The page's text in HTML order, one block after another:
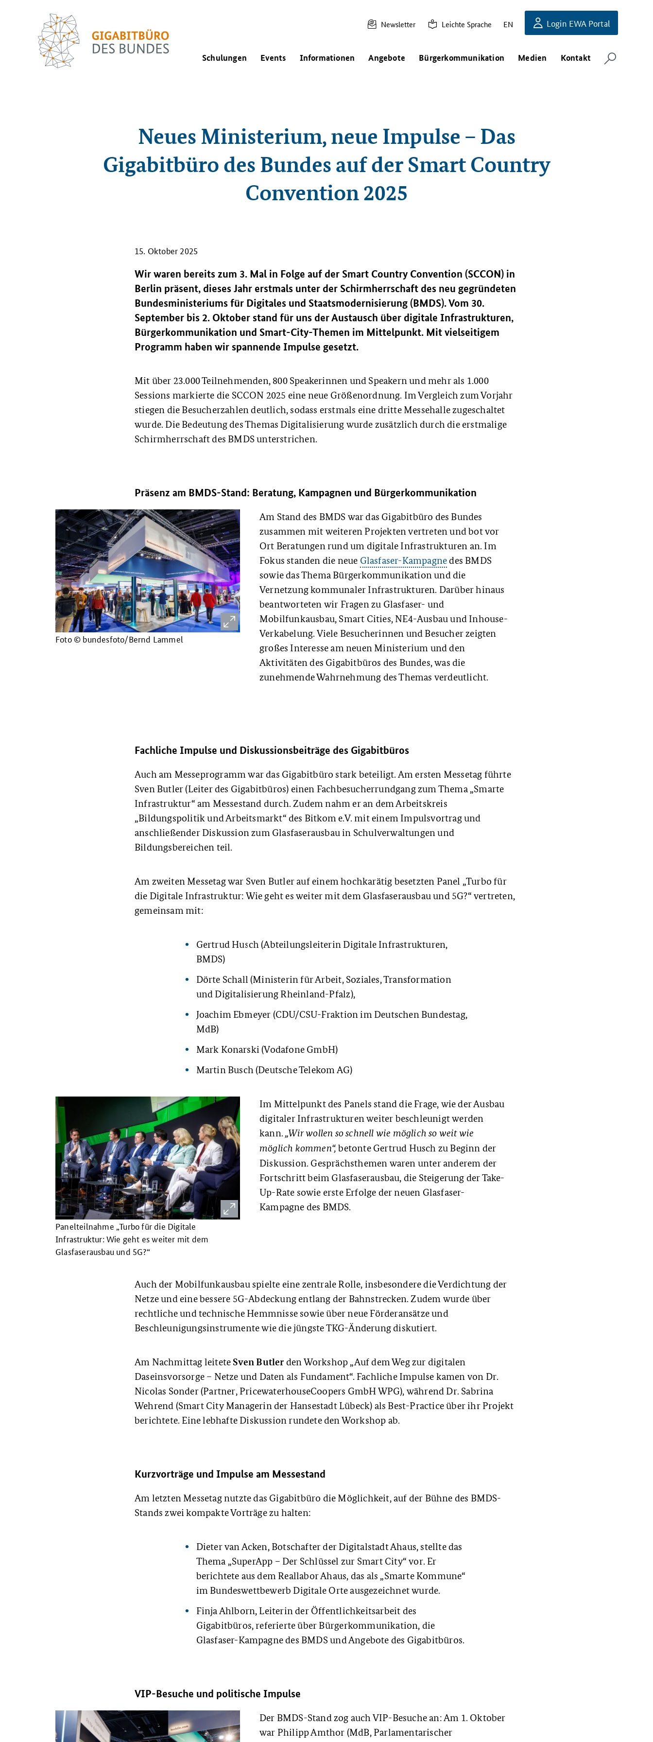
Newsletter Leichte Sprache EN Login EWA Portal
Schulungen Events Informationen Angebote Bürgerkommunikation Medien Kontakt
Neues Ministerium, neue Impulse – Das
Gigabitbüro des Bundes auf der Smart Country
Convention 2025
15. Oktober 2025
Wir waren bereits zum 3. Mal in Folge auf der Smart Country Convention (SCCON) in
Berlin präsent, dieses Jahr erstmals unter der Schirmherrschaft des neu gegründeten
Bundesministeriums für Digitales und Staatsmodernisierung (BMDS). Vom 30.
September bis 2. Oktober stand für uns der Austausch über digitale Infrastrukturen,
Bürgerkommunikation und Smart-City-Themen im Mittelpunkt. Mit vielseitigem
Programm haben wir spannende Impulse gesetzt.
Mit über 23.000 Teilnehmenden, 800 Speakerinnen und Speakern und mehr als 1.000
Sessions markierte die SCCON 2025 eine neue Größenordnung. Im Vergleich zum Vorjahr
stiegen die Besucherzahlen deutlich, sodass erstmals eine dritte Messehalle zugeschaltet
wurde. Die Bedeutung des Themas Digitalisierung wurde zusätzlich durch die erstmalige
Schirmherrschaft des BMDS unterstrichen.
Präsenz am BMDS-Stand: Beratung, Kampagnen und Bürgerkommunikation
Foto © bundesfoto/Bernd Lammel
Am Stand des BMDS war das Gigabitbüro des Bundes
zusammen mit weiteren Projekten vertreten und bot vor
Ort Beratungen rund um digitale Infrastrukturen an. Im
Fokus standen die neue Glasfaser-Kampagnedes BMDS
sowie das Thema Bürgerkommunikation und die
Vernetzung kommunaler Infrastrukturen. Darüber hinaus
beantworteten wir Fragen zu Glasfaser- und
Mobilfunkausbau, Smart Cities, NE4-Ausbau und Inhouse-
Verkabelung. Viele Besucherinnen und Besucher zeigten
großes Interesse am neuen Ministerium und den
Aktivitäten des Gigabitbüros des Bundes, was die
zunehmende Wahrnehmung des Themas verdeutlicht.
Fachliche Impulse und Diskussionsbeiträge des Gigabitbüros
Auch am Messeprogramm war das Gigabitbüro stark beteiligt. Am ersten Messetag führte
Sven Butler (Leiter des Gigabitbüros) einen Fachbesucherrundgang zum Thema „Smarte
Infrastruktur“ am Messestand durch. Zudem nahm er an dem Arbeitskreis
„Bildungspolitik und Arbeitsmarkt“ des Bitkom e.V. mit einem Impulsvortrag und
anschließender Diskussion zum Glasfaserausbau in Schulverwaltungen und
Bildungsbereichen teil.
Am zweiten Messetag war Sven Butler auf einem hochkarätig besetzten Panel „Turbo für
die Digitale Infrastruktur: Wie geht es weiter mit dem Glasfaserausbau und 5G?“ vertreten,
gemeinsam mit:
Gertrud Husch (Abteilungsleiterin Digitale Infrastrukturen,
BMDS)
Dörte Schall (Ministerin für Arbeit, Soziales, Transformation
und Digitalisierung Rheinland-Pfalz),
Joachim Ebmeyer (CDU/CSU-Fraktion im Deutschen Bundestag,
MdB)
Mark Konarski (Vodafone GmbH)
Martin Busch (Deutsche Telekom AG)
Panelteilnahme „Turbo für die Digitale
Infrastruktur: Wie geht es weiter mit dem
Glasfaserausbau und 5G?“
Im Mittelpunkt des Panels stand die Frage, wie der Ausbau
digitaler Infrastrukturen weiter beschleunigt werden
kann.„Wir wollen so schnell wie möglich so weit wie
möglich kommen“, betonte Gertrud Husch zu Beginn der
Diskussion. Gesprächsthemen waren unter anderem der
Fortschritt beim Glasfaserausbau, die Steigerung der Take-
Up-Rate sowie erste Erfolge der neuen Glasfaser-
Kampagne des BMDS.
Auch der Mobilfunkausbau spielte eine zentrale Rolle, insbesondere die Verdichtung der
Netze und eine bessere 5G-Abdeckung entlang der Bahnstrecken. Zudem wurde über
rechtliche und technische Hemmnisse sowie über neue Förderansätze und
Beschleunigungsinstrumente wie die jüngste TKG-Änderung diskutiert.
Am Nachmittag leitete Sven Butler den Workshop „Auf dem Weg zur digitalen
Daseinsvorsorge – Netze und Daten als Fundament“. Fachliche Impulse kamen von Dr.
Nicolas Sonder (Partner, PricewaterhouseCoopers GmbH WPG), während Dr. Sabrina
Wehrend (Smart City Managerin der Hansestadt Lübeck) als Best-Practice über ihr Projekt
berichtete. Eine lebhafte Diskussion rundete den Workshop ab.
Kurzvorträge und Impulse am Messestand
Am letzten Messetag nutzte das Gigabitbüro die Möglichkeit, auf der Bühne des BMDS-
Stands zwei kompakte Vorträge zu halten:
Dieter van Acken, Botschafter der Digitalstadt Ahaus, stellte das
Thema „SuperApp – Der Schlüssel zur Smart City“ vor. Er
berichtete aus dem Reallabor Ahaus, das als „Smarte Kommune“
im Bundeswettbewerb Digitale Orte ausgezeichnet wurde.
Finja Ahlborn, Leiterin der Öffentlichkeitsarbeit des
Gigabitbüros, referierte über Bürgerkommunikation, die
Glasfaser-Kampagne des BMDS und Angebote des Gigabitbüros.
VIP-Besuche und politische Impulse
Der BMDS-Stand zog auch VIP-Besuche an: Am 1. Oktober
war Philipp Amthor (MdB, Parlamentarischer